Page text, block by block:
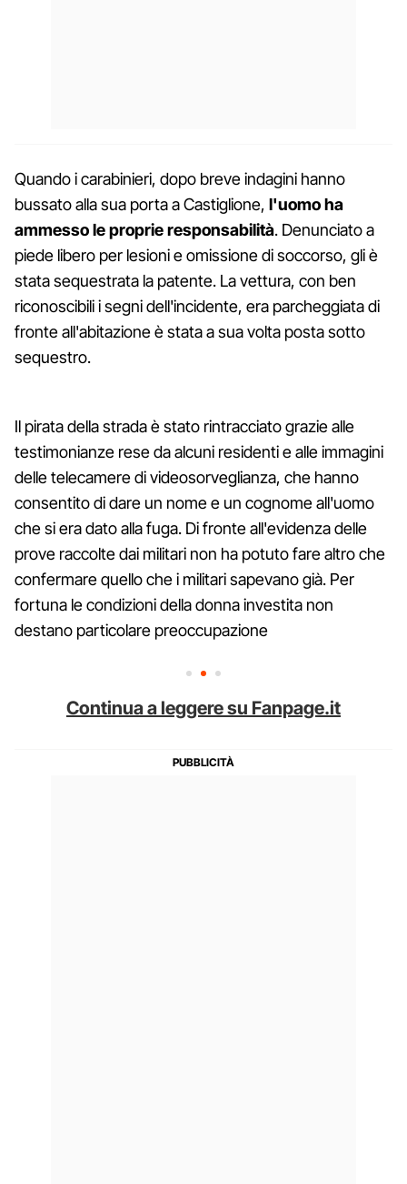
Quando i carabinieri, dopo breve indagini hanno
bussato alla sua porta a Castiglione, l'uomo ha
ammesso le proprie responsabilità. Denunciato a
piede libero per lesioni e omissione di soccorso, gli è
stata sequestrata la patente. La vettura, con ben
riconoscibili i segni dell'incidente, era parcheggiata di
fronte all'abitazione è stata a sua volta posta sotto
sequestro.
Il pirata della strada è stato rintracciato grazie alle
testimonianze rese da alcuni residenti e alle immagini
delle telecamere di videosorveglianza, che hanno
consentito di dare un nome e un cognome all'uomo
che si era dato alla fuga. Di fronte all'evidenza delle
prove raccolte dai militari non ha potuto fare altro che
confermare quello che i militari sapevano già. Per
fortuna le condizioni della donna investita non
destano particolare preoccupazione
Continua a leggere su Fanpage.it